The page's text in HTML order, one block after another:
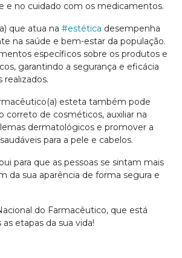
e no cuidado com os medicamentos.
que atua na #estética desempenha
na saúde e bem-estar da população.
específicos sobre os produtos e
garantindo a segurança e eficácia
esteta também pode
correto de cosméticos, auxiliar na
dermatológicos e promover a
para a pele e cabelos.
para que as pessoas se sintam mais
da sua aparência de forma segura e
do Farmacêutico, que está
etapas da sua vida!